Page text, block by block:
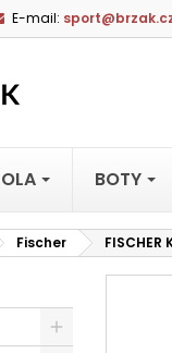
E-mail:
BOTY
Fischer FISCHER